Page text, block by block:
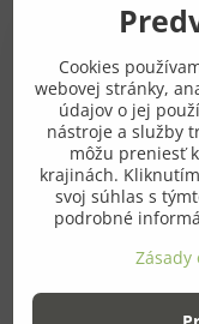
Všetko k
Pridajte sa k
Facebook
Ďalšie
Cookies
webovej stránky,
údajov o jej
nástroje a služby
môžu preniesť
krajinách.
svoj súhlas s
podrobné
Zásady